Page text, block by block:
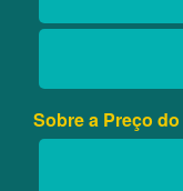
Sobre a Preço